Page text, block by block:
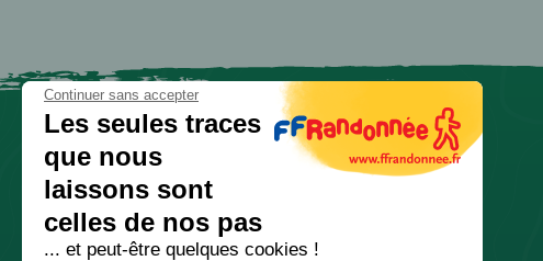
Continuer sans accepter
Les seules traces
que nous
laissons sont
celles de nos pas
... et peut-être quelques cookies !